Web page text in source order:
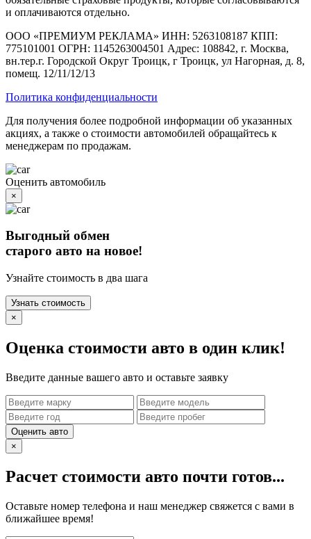
и оплачиваются отдельно.
ООО «ПРЕМИУМ РЕКЛАМА» ИНН: 5263108187 КПП:
775101001 ОГРН: 1145263004501 Адрес: 108842, г. Москва,
вн.тер.г. Городской Округ Троицк, г Троицк, ул Нагорная, д. 8,
помещ. 12/11/12/13
Политика конфиденциальности
Для получения более подробной информации об указанных
акциях, а также о стоимости автомобилей обращайтесь к
менеджерам по продажам.
Оценить автомобиль
×
Выгодный обмен
старого авто на новое!
Узнайте стоимость в два шага
Узнать стоимость
×
Оценка стоимости авто в один клик!
Введите данные вашего авто и оставьте заявку
Оценить авто
×
Расчет стоимости авто почти готов...
Оставьте номер телефона и наш менеджер свяжется с вами в
ближайшее время!